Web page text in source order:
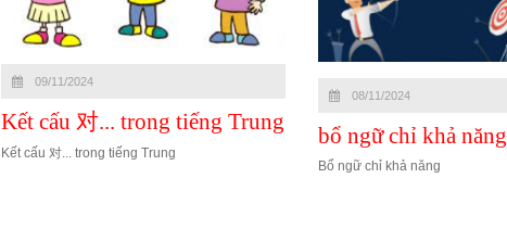
09/11/2024
Kết cấu 对... trong tiếng Trung
Kết cấu 对... trong tiếng Trung
08/11/2024
bổ ngữ chỉ khả năng
Bổ ngữ chỉ khả năng